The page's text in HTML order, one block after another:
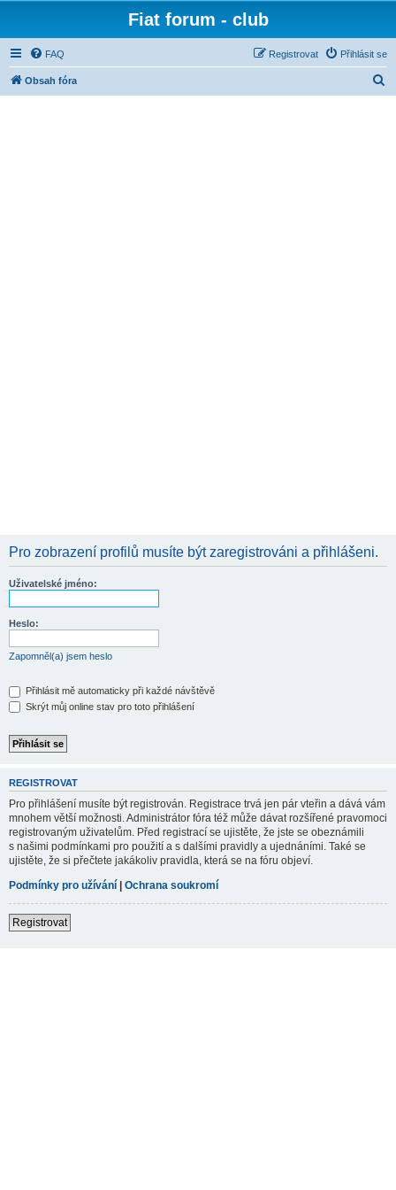
Fiat forum - club
FAQ Přihlásit se
Registrovat
Obsah fóra
Pro zobrazení profilů musíte být zaregistrováni a přihlášeni.
Uživatelské jméno:
Heslo:
Zapomněl(a) jsem heslo
Přihlásit mě automaticky při každé návštěvě
Skrýt můj online stav pro toto přihlášení
REGISTROVAT
Pro přihlášení musíte být registrován. Registrace trvá jen pár vteřin a dává vám
mnohem větší možnosti. Administrátor fóra též může dávat rozšířené pravomoci
registrovaným uživatelům. Před registrací se ujistěte, že jste se obeznámili
s našimi podmínkami pro použití a s dalšími pravidly a ujednáními. Také se
ujistěte, že si přečtete jakákoliv pravidla, která se na fóru objeví.
Podmínky pro užívání | Ochrana soukromí
Registrovat